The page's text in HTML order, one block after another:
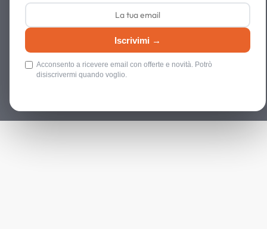
Iscrivimi →
Acconsento a ricevere email con offerte e novità. Potrò
disiscrivermi quando voglio.